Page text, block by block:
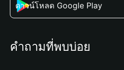
ดาวน์โหลด Google Play
คำถามที่พบบ่อย